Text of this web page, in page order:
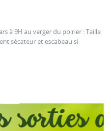
à 9H au verger du poirier : Taille
sécateur et escabeau si